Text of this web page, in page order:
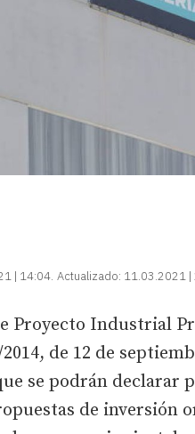
| 14:04 Actualizado: 11.03.2021 |
Proyecto Industrial
de 12 de
se podrán
de inversión